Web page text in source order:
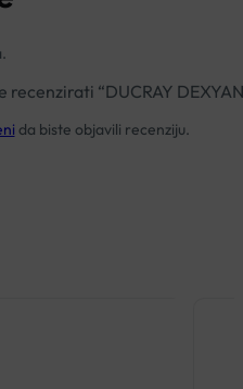
recenzirati “DUCRAY
da biste objavili recenziju.